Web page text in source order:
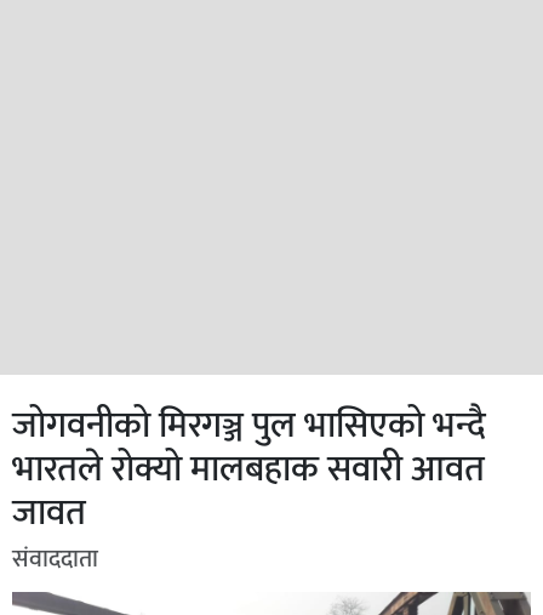
जोगवनीको मिरगञ्ज पुल भासिएको भन्दै
भारतले रोक्यो मालबहाक सवारी आवत
जावत
संवाददाता